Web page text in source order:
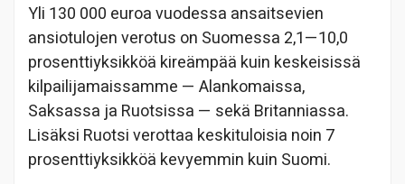
Yli 130 000 euroa vuodessa ansaitsevien
ansiotulojen verotus on Suomessa 2,1—10,0
prosenttiyksikköä kireämpää kuin keskeisissä
kilpailijamaissamme — Alankomaissa,
Saksassa ja Ruotsissa — sekä Britanniassa.
Lisäksi Ruotsi verottaa keskituloisia noin 7
prosenttiyksikköä kevyemmin kuin Suomi.